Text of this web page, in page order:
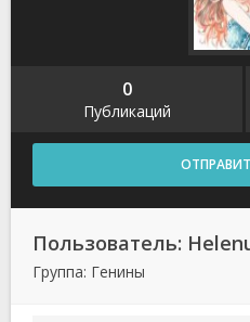
0
Публикаций
Пользователь:
Группа: Генины